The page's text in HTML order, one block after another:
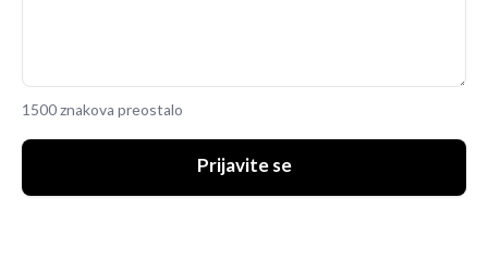
1500 znakova preostalo
Prijavite se